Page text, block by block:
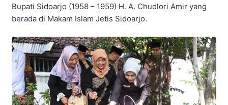
Bupati Sidoarjo (1958 – 1959) H. A. Chudlori Amir yang
berada di Makam Islam Jetis Sidoarjo.